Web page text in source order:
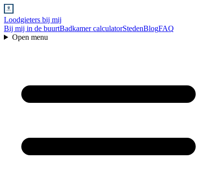
Loodgieters bij mij
Bij mij in de buurtBadkamer calculatorStedenBlogFAQ
Open menu